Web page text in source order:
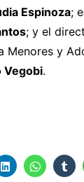
Espinoza;
; y el
Menores y
Vegobi.